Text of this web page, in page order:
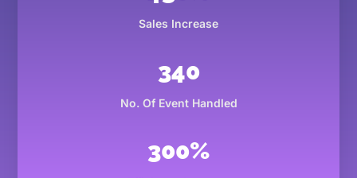
Sales Increase
No. Of Event Handled
340
300%